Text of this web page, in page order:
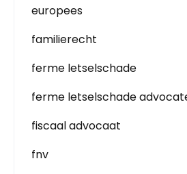
europees
familierecht
ferme letselschade
ferme letselschade
fiscaal advocaat
fnv